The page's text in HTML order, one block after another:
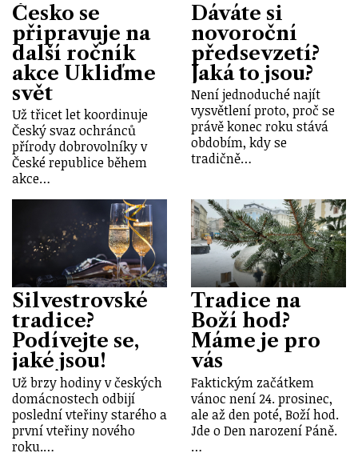
Česko se
připravuje na
další ročník
akce Ukliďme
svět
Už třicet let koordinuje
Český svaz ochránců
přírody dobrovolníky v
České republice během
akce…
Dáváte si
novoroční
předsevzetí?
Jaká to jsou?
Není jednoduché najít
vysvětlení proto, proč se
právě konec roku stává
obdobím, kdy se
tradičně…
Silvestrovské
tradice?
Podívejte se,
jaké jsou!
Už brzy hodiny v českých
domácnostech odbijí
poslední vteřiny starého a
první vteřiny nového
roku.…
Tradice na
Boží hod?
Máme je pro
vás
Faktickým začátkem
vánoc není 24. prosinec,
ale až den poté, Boží hod.
Jde o Den narození Páně.
…